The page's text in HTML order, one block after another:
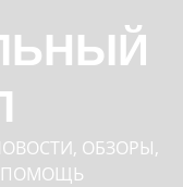
ОБЗОРЫ,
ПОМОЩЬ